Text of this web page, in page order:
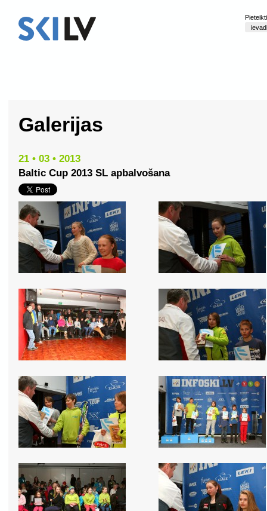
Galerijas
21 • 03 • 2013
Baltic Cup 2013 SL apbalvošana